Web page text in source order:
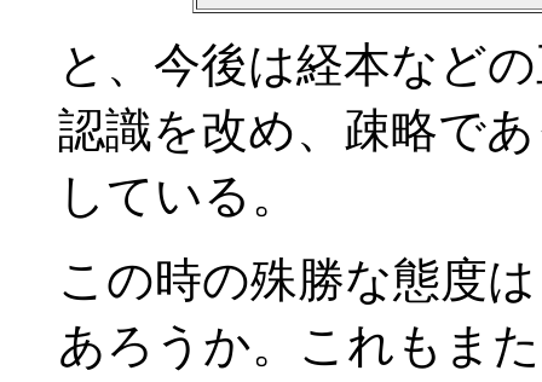
と、今後は経本など
認識を改め、疎略で
している。
この時の殊勝な態度
あろうか。これもま